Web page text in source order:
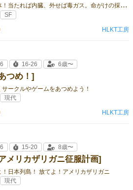
怪
獣解体！当たれば内臓、外せば毒ガス。命がけの採集レース。
SF
HLKT工房
つめ！]
サークルやゲームをあつめよう！
16-26 6歳〜
現代
HLKT工房
メリカザリガニ征服計画]
！日本列島！ 放てよ！アメリカザリガニ
15-20 8歳〜
現代